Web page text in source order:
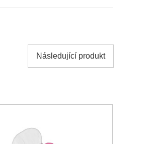
Bomba s.r.o.*
Následující produkt